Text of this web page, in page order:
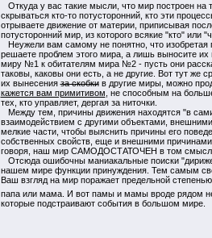
Откуда у вас такие мысли, что мир построен
скрываться кто-то потусторонний, кто эти
отрываете движение от материи, приписывая
потусторонний мир, из которого всякие "кто" или
Неужели вам самому не понятно, что
решаете проблем этого мира, а лишь выносите
миру №1 к обитателям мира №2 - пусть они
таковы, каковы они есть, а не другие. Вот тут
их вынесенияза скобкив другие миры, можно
кажется вам примитивом , не способным на
тех, кто управляет, дергая за ниточки.
Между тем, причины движения находятся "в
взаимодействием с другими объектами,
мелкие части, чтобы выяснить причины его
собственных свойств, еще и внешними
говоря, наш мир САМОДОСТАТОЧЕН в том
Отсюда ошибочны маниакальные поиски
нашем мире функции принуждения. Тем самым
Ваш взгляд на мир поражает предельной
папа или мама. И вот памы и мамы вроде рядом
которые подстраивают события в большом мире.